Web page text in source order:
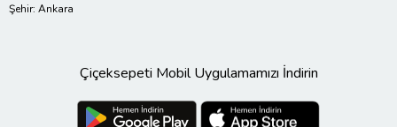
Şehir: Ankara
Çiçeksepeti Mobil Uygulamamızı İndirin